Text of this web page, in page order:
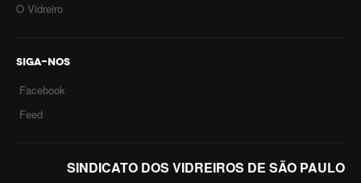
O Vidreiro
SIGA-NOS
Facebook
Feed
SINDICATO DOS VIDREIROS DE SÃO PAULO